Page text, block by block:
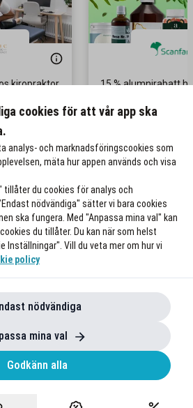
kiropraktor
15 % alumnirabatt
cookies för att vår app ska
analys- och marknadsföringscookies som
mäta hur appen används och visa
tillåter du cookies för analys och
nödvändiga" sätter vi bara cookies
ska fungera. Med "Anpassa mina val" kan
du tillåter. Du kan när som helst
Inställningar". Vill du veta mer om hur vi
policy
nödvändiga
mina val
Godkänn alla